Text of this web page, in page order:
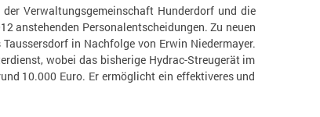
Verwaltungsgemeinschaft Hunderdorf und die
anstehenden Personalentscheidungen. Zu neuen
in Nachfolge von Erwin Niedermayer.
wobei das bisherige Hydrac-Streugerät im
10.000 Euro. Er ermöglicht ein effektiveres und